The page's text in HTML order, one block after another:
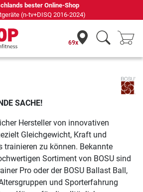
bester Online-Shop
(n-tv+DISQ 2016-2024)
69x
SACHE!
Hersteller von innovativen
Gleichgewicht, Kraft und
trainieren zu können. Bekannte
Sortiment von BOSU sind
Pro oder der BOSU Ballast Ball,
und Sporterfahrung